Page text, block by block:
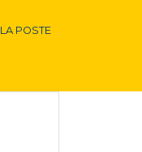
POSTE